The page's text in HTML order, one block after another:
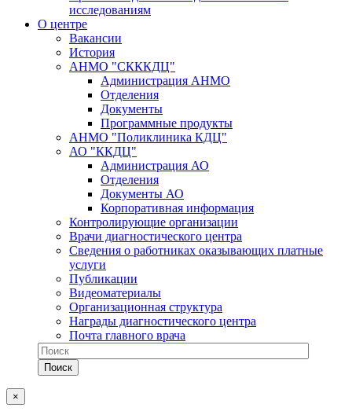
исследованиям
О центре
Вакансии
История
АНМО "СКККДЦ"
Администрация АНМО
Отделения
Документы
Программные продукты
АНМО "Поликлиника КДЦ"
АО "ККДЦ"
Администрация АО
Отделения
Документы АО
Корпоративная информация
Контролирующие организации
Врачи диагностического центра
Сведения о работниках оказывающих платные
услуги
Публикации
Видеоматериалы
Организационная структура
Награды диагностического центра
Почта главного врача
×